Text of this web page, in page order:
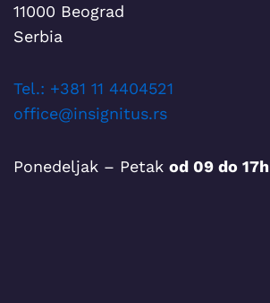
11000 Beograd
Serbia
Tel.: +381 11 4404521
office@insignitus.rs
Ponedeljak – Petak od 09 do 17h